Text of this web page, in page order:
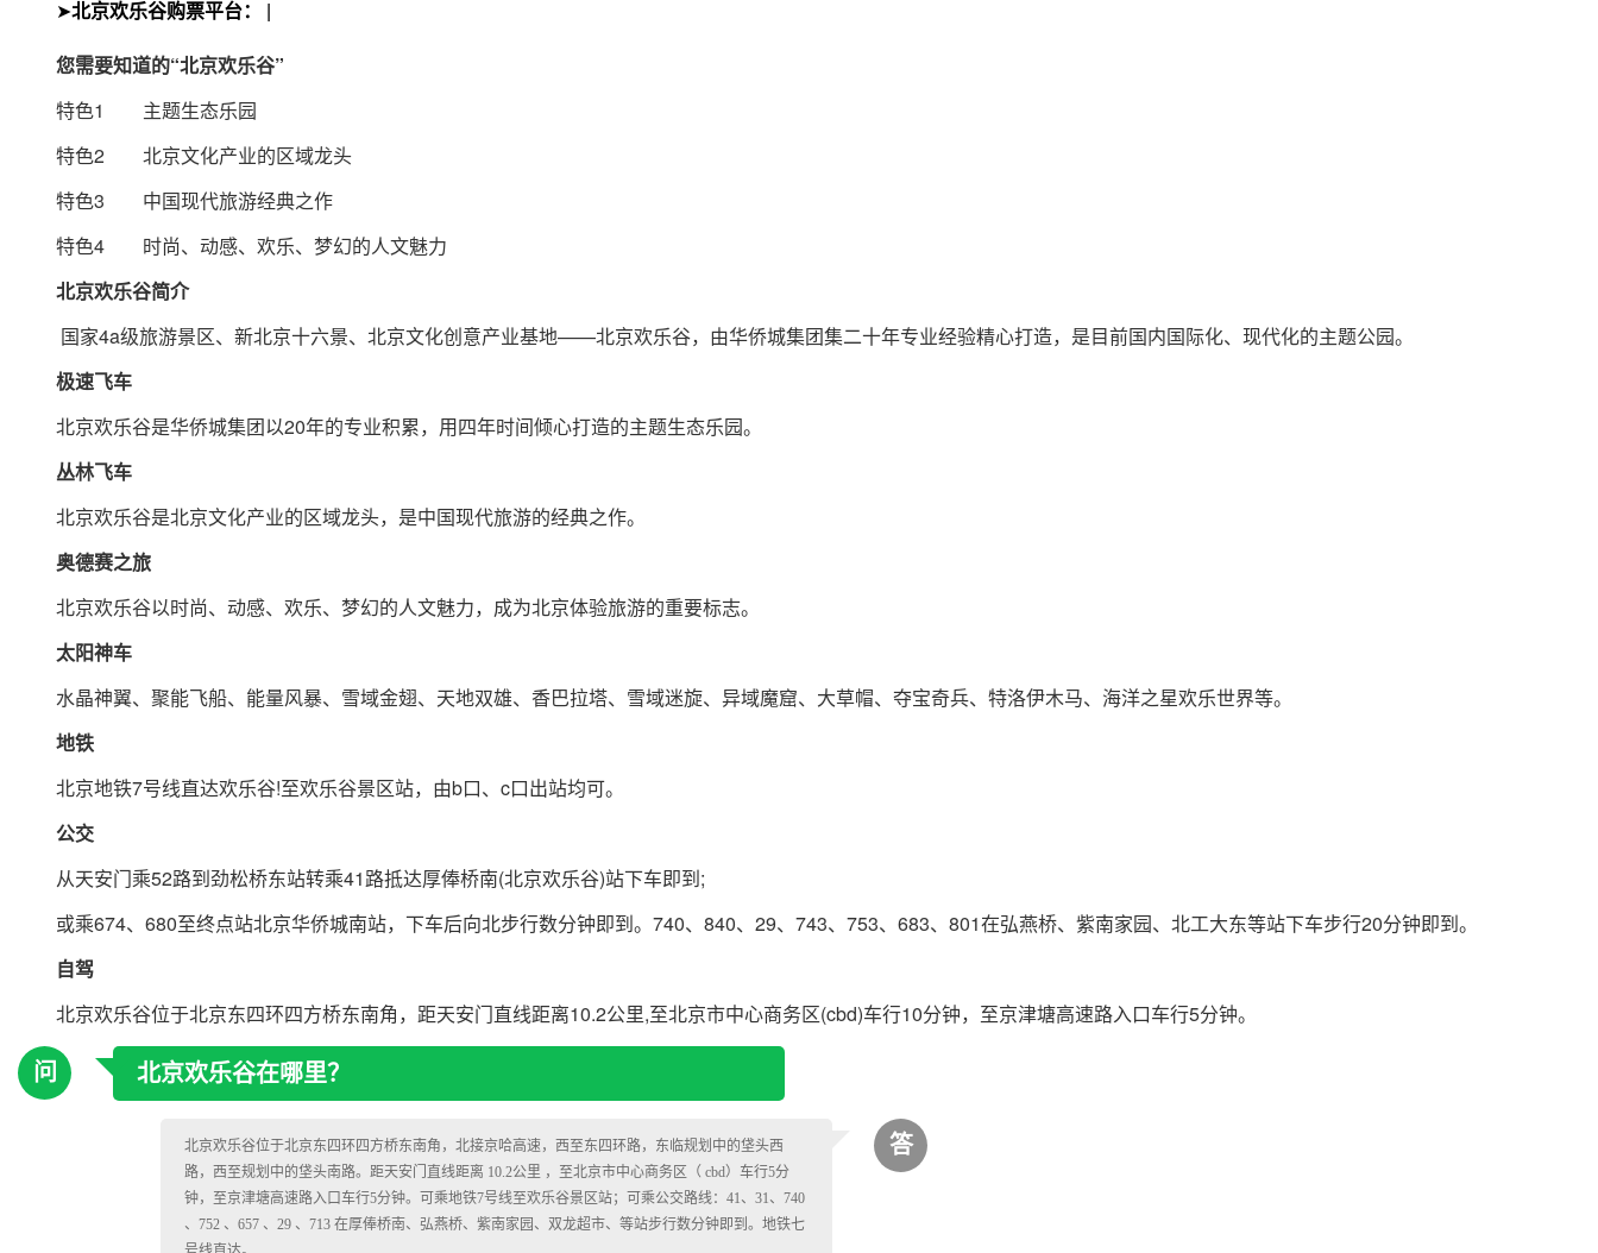
➤北京欢乐谷购票平台：
您需要知道的“北京欢乐谷”
特色1 主题生态乐园
特色2 北京文化产业的区域龙头
特色3 中国现代旅游经典之作
特色4 时尚、动感、欢乐、梦幻的人文魅力
北京欢乐谷简介
国家4a级旅游景区、新北京十六景、北京文化创意产业基地——北京欢乐谷，由华侨城集团集二十年专业经验精心打造，是目前国内国际化、现代化的主题公园。
极速飞车
北京欢乐谷是华侨城集团以20年的专业积累，用四年时间倾心打造的主题生态乐园。
丛林飞车
北京欢乐谷是北京文化产业的区域龙头，是中国现代旅游的经典之作。
奥德赛之旅
北京欢乐谷以时尚、动感、欢乐、梦幻的人文魅力，成为北京体验旅游的重要标志。
太阳神车
水晶神翼、聚能飞船、能量风暴、雪域金翅、天地双雄、香巴拉塔、雪域迷旋、异域魔窟、大草帽、夺宝奇兵、特洛伊木马、海洋之星欢乐世界等。
地铁
北京地铁7号线直达欢乐谷!至欢乐谷景区站，由b口、c口出站均可。
公交
从天安门乘52路到劲松桥东站转乘41路抵达厚俸桥南(北京欢乐谷)站下车即到;
或乘674、680至终点站北京华侨城南站，下车后向北步行数分钟即到。740、840、29、743、753、683、801在弘燕桥、紫南家园、北工大东等站下车步行20分钟即到。
自驾
北京欢乐谷位于北京东四环四方桥东南角，距天安门直线距离10.2公里,至北京市中心商务区(cbd)车行10分钟，至京津塘高速路入口车行5分钟。
问 北京欢乐谷在哪里？
答
北京欢乐谷位于北京东四环四方桥东南角，北接京哈高速，西至东四环路，东临规划中的垡头西
路，西至规划中的垡头南路。距天安门直线距离 10.2公里 ，至北京市中心商务区（ cbd）车行5分
钟，至京津塘高速路入口车行5分钟。可乘地铁7号线至欢乐谷景区站；可乘公交路线：41、31、740
、752 、657 、29 、713 在厚俸桥南、弘燕桥、紫南家园、双龙超市、等站步行数分钟即到。地铁七